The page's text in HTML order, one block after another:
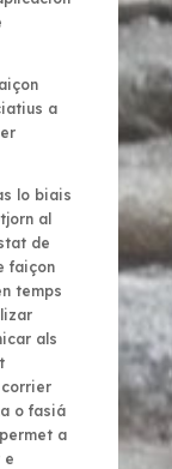
a
lo biais
al
de
faiçon
temps
als
corrier
o fasiá
a
e